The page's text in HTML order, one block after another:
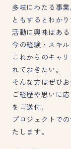
多岐にわたる事
ともするとわか
活動に興味はあ
今の経験・スキ
これからのキャ
れておきたい。
そんな方はぜひ
ご経歴や思いに
をご送付、
プロジェクトで
たします。